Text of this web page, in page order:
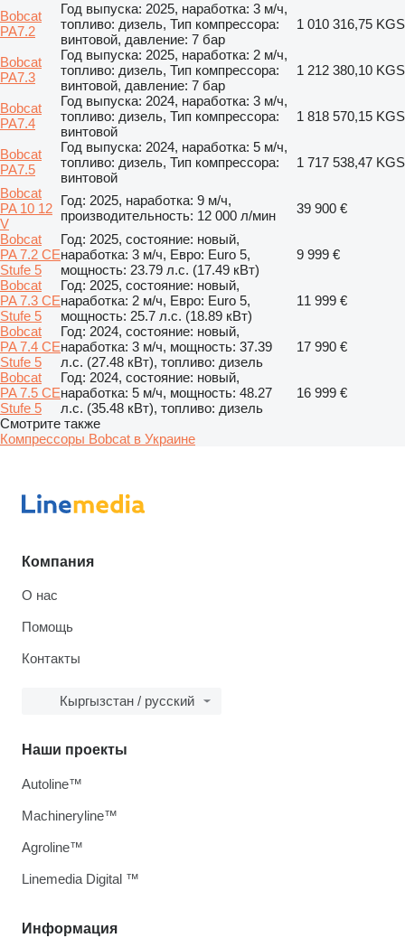
Bobcat
PA7.2
Год выпуска: 2025, наработка: 3 м/ч,
топливо: дизель, Тип компрессора:
винтовой, давление: 7 бар
1 010 316,75 KGS
Bobcat
PA7.3
Год выпуска: 2025, наработка: 2 м/ч,
топливо: дизель, Тип компрессора:
винтовой, давление: 7 бар
1 212 380,10 KGS
Bobcat
PA7.4
Год выпуска: 2024, наработка: 3 м/ч,
топливо: дизель, Тип компрессора:
винтовой
1 818 570,15 KGS
Bobcat
PA7.5
Год выпуска: 2024, наработка: 5 м/ч,
топливо: дизель, Тип компрессора:
винтовой
1 717 538,47 KGS
Bobcat
PA 10 12
V
Год: 2025, наработка: 9 м/ч,
производительность: 12 000 л/мин
39 900 €
Bobcat
PA 7.2 CE
Stufe 5
Год: 2025, состояние: новый,
наработка: 3 м/ч, Евро: Euro 5,
мощность: 23.79 л.с. (17.49 кВт)
9 999 €
Bobcat
PA 7.3 CE
Stufe 5
Год: 2025, состояние: новый,
наработка: 2 м/ч, Евро: Euro 5,
мощность: 25.7 л.с. (18.89 кВт)
11 999 €
Bobcat
PA 7.4 CE
Stufe 5
Год: 2024, состояние: новый,
наработка: 3 м/ч, мощность: 37.39
л.с. (27.48 кВт), топливо: дизель
17 990 €
Bobcat
PA 7.5 CE
Stufe 5
Год: 2024, состояние: новый,
наработка: 5 м/ч, мощность: 48.27
л.с. (35.48 кВт), топливо: дизель
16 999 €
Смотрите также
Компрессоры Bobcat в Украине
Компания
О нас
Помощь
Контакты
Кыргызстан / русский
Информация
Наши проекты
Autoline™
Machineryline™
Agroline™
Linemedia Digital ™